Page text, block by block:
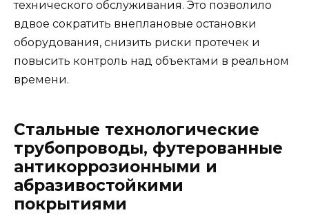
технического обслуживания. Это позволило
вдвое сократить внеплановые остановки
оборудования, снизить риски протечек и
повысить контроль над объектами в реальном
времени.
Стальные технологические
трубопроводы, футерованные
антикоррозионными и
абразивостойкими
покрытиями